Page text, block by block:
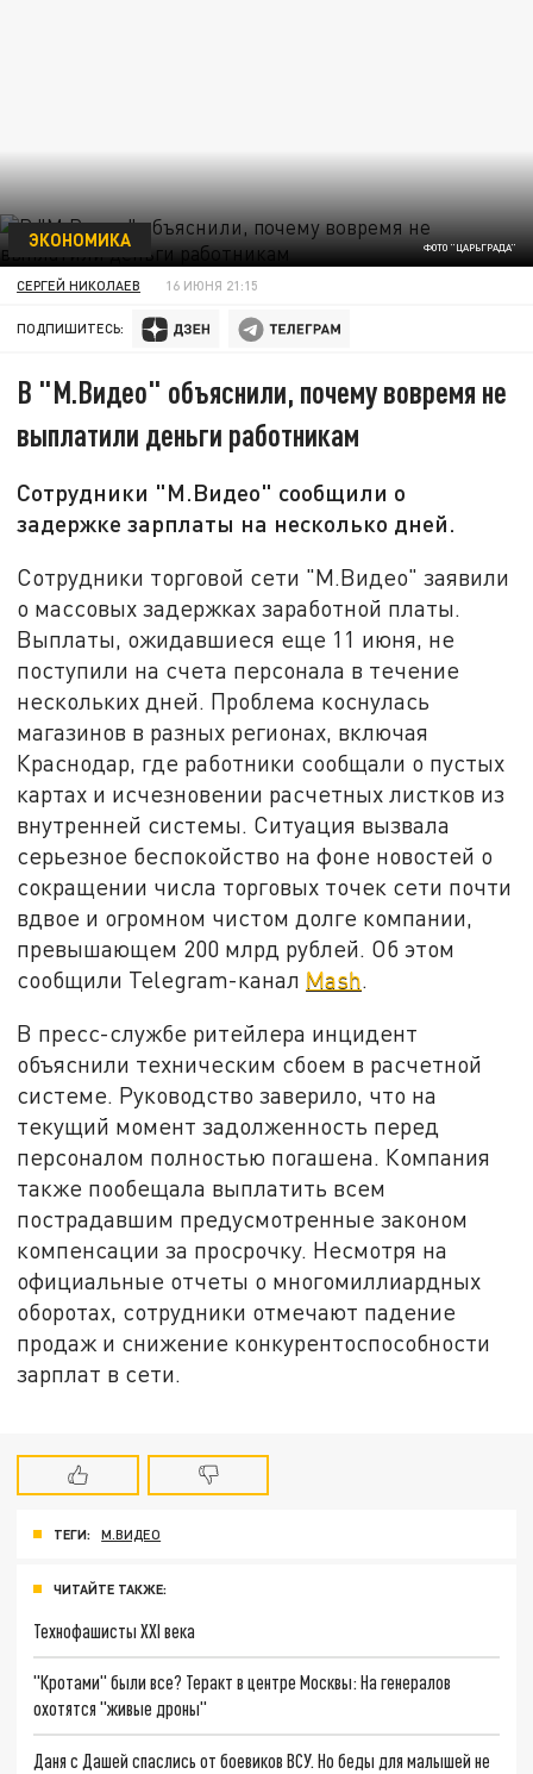
ФОТО "ЦАРЬГРАДА"
ЭКОНОМИКА
СЕРГЕЙ НИКОЛАЕВ 16 ИЮНЯ 21:15
ПОДПИШИТЕСЬ:
В "М.Видео" объяснили, почему вовремя не
выплатили деньги работникам
Сотрудники "М.Видео" сообщили о
задержке зарплаты на несколько дней.
Сотрудники торговой сети "М.Видео" заявили
о массовых задержках заработной платы.
Выплаты, ожидавшиеся еще 11 июня, не
поступили на счета персонала в течение
нескольких дней. Проблема коснулась
магазинов в разных регионах, включая
Краснодар, где работники сообщали о пустых
картах и исчезновении расчетных листков из
внутренней системы. Ситуация вызвала
серьезное беспокойство на фоне новостей о
сокращении числа торговых точек сети почти
вдвое и огромном чистом долге компании,
превышающем 200 млрд рублей. Об этом
сообщили Telegram-канал Mash.
В пресс-службе ритейлера инцидент
объяснили техническим сбоем в расчетной
системе. Руководство заверило, что на
текущий момент задолженность перед
персоналом полностью погашена. Компания
также пообещала выплатить всем
пострадавшим предусмотренные законом
компенсации за просрочку. Несмотря на
официальные отчеты о многомиллиардных
оборотах, сотрудники отмечают падение
продаж и снижение конкурентоспособности
зарплат в сети.
ТЕГИ: М.ВИДЕО
ЧИТАЙТЕ ТАКЖЕ:
Технофашисты XXI века
"Кротами" были все? Теракт в центре Москвы: На генералов
охотятся "живые дроны"
Даня с Дашей спаслись от боевиков ВСУ. Но беды для малышей не